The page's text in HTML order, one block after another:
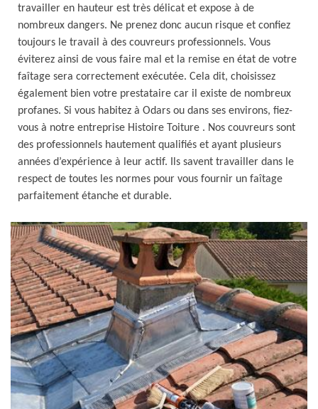
travailler en hauteur est très délicat et expose à de
nombreux dangers. Ne prenez donc aucun risque et confiez
toujours le travail à des couvreurs professionnels. Vous
éviterez ainsi de vous faire mal et la remise en état de votre
faîtage sera correctement exécutée. Cela dit, choisissez
également bien votre prestataire car il existe de nombreux
profanes. Si vous habitez à Odars ou dans ses environs, fiez-
vous à notre entreprise Histoire Toiture . Nos couvreurs sont
des professionnels hautement qualifiés et ayant plusieurs
années d’expérience à leur actif. Ils savent travailler dans le
respect de toutes les normes pour vous fournir un faîtage
parfaitement étanche et durable.